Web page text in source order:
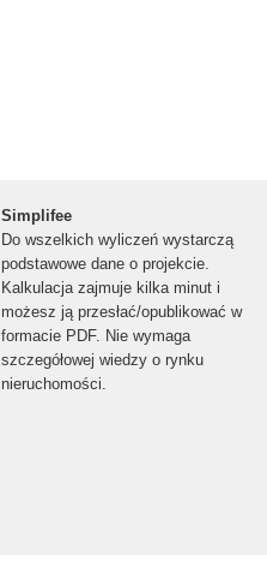
Simplifee
Do wszelkich wyliczeń wystarczą
podstawowe dane o projekcie.
Kalkulacja zajmuje kilka minut i
możesz ją przesłać/opublikować w
formacie PDF. Nie wymaga
szczegółowej wiedzy o rynku
nieruchomości.